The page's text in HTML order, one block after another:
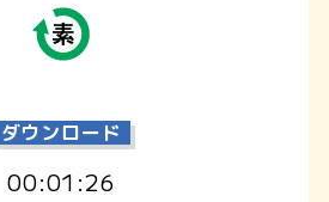
ダウンロード
00:01:26